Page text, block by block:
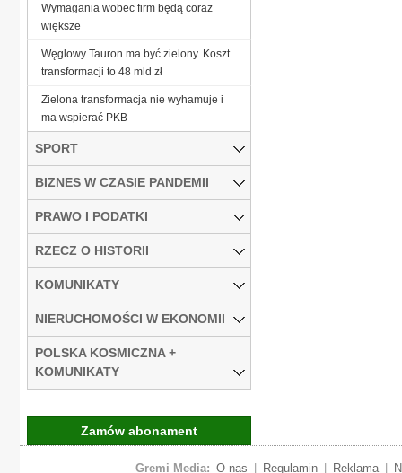
Wymagania wobec firm będą coraz
większe
Węglowy Tauron ma być zielony. Koszt
transformacji to 48 mld zł
Zielona transformacja nie wyhamuje i
ma wspierać PKB
SPORT
BIZNES W CZASIE PANDEMII
PRAWO I PODATKI
RZECZ O HISTORII
KOMUNIKATY
NIERUCHOMOŚCI W EKONOMII
POLSKA KOSMICZNA +
KOMUNIKATY
Zamów abonament
Gremi Media: O nas Regulamin Reklama